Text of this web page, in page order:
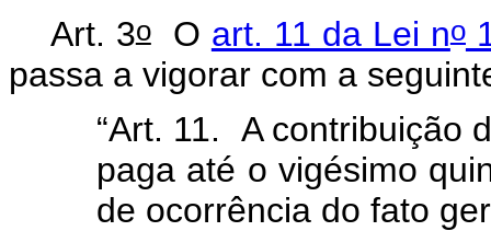
Art. 3oO art. 11 da Lei no
passa a vigorar com a
“Art. 11. A contribuição
paga até o vigésimo
de ocorrência do fato